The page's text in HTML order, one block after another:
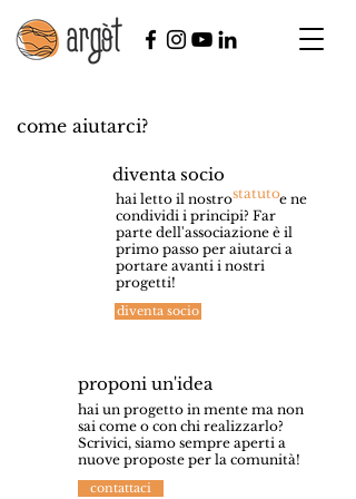
come aiutarci?
hai letto il nostro e ne
condividi i principi? Far
parte dell'associazione è il
primo passo per aiutarci a
portare avanti i nostri
progetti!
diventa socio
diventa socio
statuto
proponi un'idea
hai un progetto in mente ma non
sai come o con chi realizzarlo?
Scrivici, siamo sempre aperti a
nuove proposte per la comunità!
contattaci